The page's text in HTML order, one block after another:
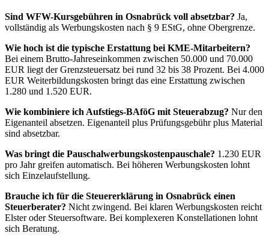
Sind WFW-Kursgebühren in Osnabrück voll absetzbar? Ja,
vollständig als Werbungskosten nach § 9 EStG, ohne Obergrenze.
Wie hoch ist die typische Erstattung bei KME-Mitarbeitern?
Bei einem Brutto-Jahreseinkommen zwischen 50.000 und 70.000
EUR liegt der Grenzsteuersatz bei rund 32 bis 38 Prozent. Bei 4.000
EUR Weiterbildungskosten bringt das eine Erstattung zwischen
1.280 und 1.520 EUR.
Wie kombiniere ich Aufstiegs-BAföG mit Steuerabzug? Nur den
Eigenanteil absetzen. Eigenanteil plus Prüfungsgebühr plus Material
sind absetzbar.
Was bringt die Pauschalwerbungskostenpauschale? 1.230 EUR
pro Jahr greifen automatisch. Bei höheren Werbungskosten lohnt
sich Einzelaufstellung.
Brauche ich für die Steuererklärung in Osnabrück einen
Steuerberater? Nicht zwingend. Bei klaren Werbungskosten reicht
Elster oder Steuersoftware. Bei komplexeren Konstellationen lohnt
sich Beratung.